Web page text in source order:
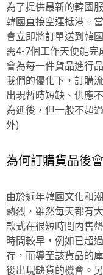
為了提供最新的韓國
韓國直接空運抵港。
會立即將訂單送到韓
需4-7個工作天便能完
會為每一件貨品進行
我們的優化下，訂購
出現暫時短缺、供應
為延後，但一般不超
外)
為何訂購貨品後
由於近年韓國文化和
熱烈，雖然每天都有
款式在很短時間內售
時間較早，例如已超
存，而導至該貨品的
後出現缺貨的機會。